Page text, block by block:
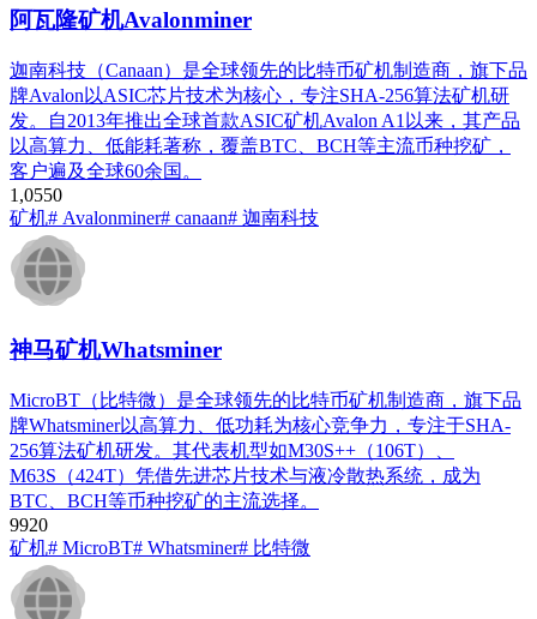
阿瓦隆矿机Avalonminer
迦南科技（Canaan）是全球领先的比特币矿机制造商，旗下品
牌Avalon以ASIC芯片技术为核心，专注SHA-256算法矿机研
发。自2013年推出全球首款ASIC矿机Avalon A1以来，其产品
以高算力、低能耗著称，覆盖BTC、BCH等主流币种挖矿，
客户遍及全球60余国。
1,0550
矿机# Avalonminer# canaan# 迦南科技
神马矿机Whatsminer
MicroBT（比特微）是全球领先的比特币矿机制造商，旗下品
牌Whatsminer以高算力、低功耗为核心竞争力，专注于SHA-
256算法矿机研发。其代表机型如M30S++（106T）、
M63S（424T）凭借先进芯片技术与液冷散热系统，成为
BTC、BCH等币种挖矿的主流选择。
9920
矿机# MicroBT# Whatsminer# 比特微